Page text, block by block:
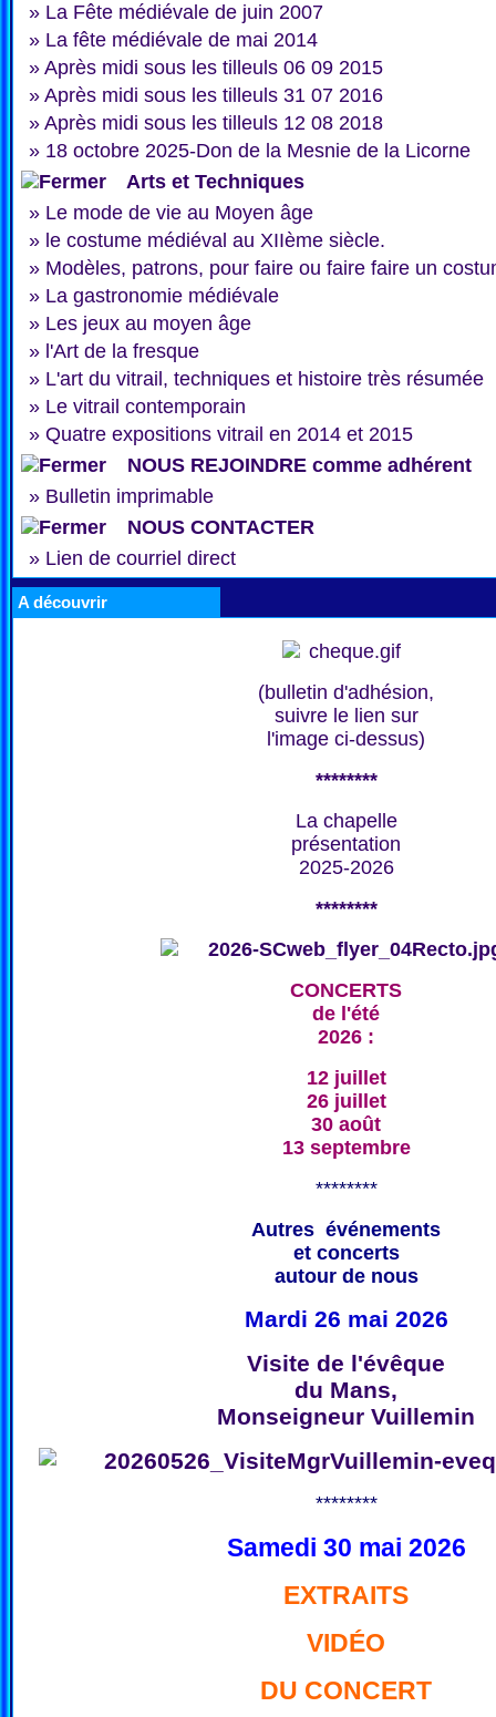
» La Fête médiévale de juin 2007
» La fête médiévale de mai 2014
» Après midi sous les tilleuls 06 09 2015
» Après midi sous les tilleuls 31 07 2016
» Après midi sous les tilleuls 12 08 2018
» 18 octobre 2025-Don de la Mesnie de la Licorne
Arts et Techniques
» Le mode de vie au Moyen âge
» le costume médiéval au XIIème siècle.
» Modèles, patrons, pour faire ou faire faire un
» La gastronomie médiévale
» Les jeux au moyen âge
» l'Art de la fresque
» L'art du vitrail, techniques et histoire très résumée
» Le vitrail contemporain
» Quatre expositions vitrail en 2014 et 2015
NOUS REJOINDRE comme adhérent
» Bulletin imprimable
NOUS CONTACTER
» Lien de courriel direct
A découvrir
(bulletin d'adhésion,
suivre le lien sur
l'image ci-dessus)
********
La chapelle
présentation
2025-2026
********
CONCERTS
de l'été
2026 :
12 juillet
26 juillet
30 août
13 septembre
********
Autres événements
et concerts
autour de nous
Mardi 26 mai 2026
Visite de l'évêque
du Mans,
Monseigneur Vuillemin
********
Samedi 30 mai 2026
EXTRAITS
VIDÉO
DU CONCERT